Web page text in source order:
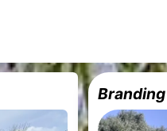
Branding